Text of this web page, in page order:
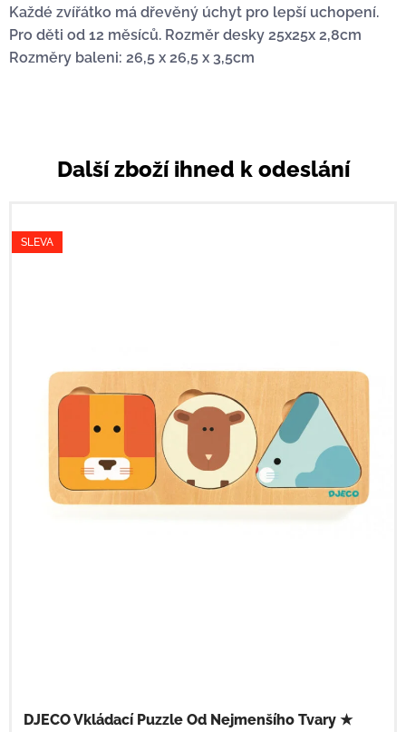
Každé zvířátko má dřevěný úchyt pro lepší uchopení.
Pro děti od 12 měsíců. Rozměr desky 25x25x 2,8cm
Rozměry baleni: 26,5 x 26,5 x 3,5cm
Další zboží ihned k odeslání
SLEVA
DJECO Vkládací Puzzle Od Nejmenšího Tvary ★